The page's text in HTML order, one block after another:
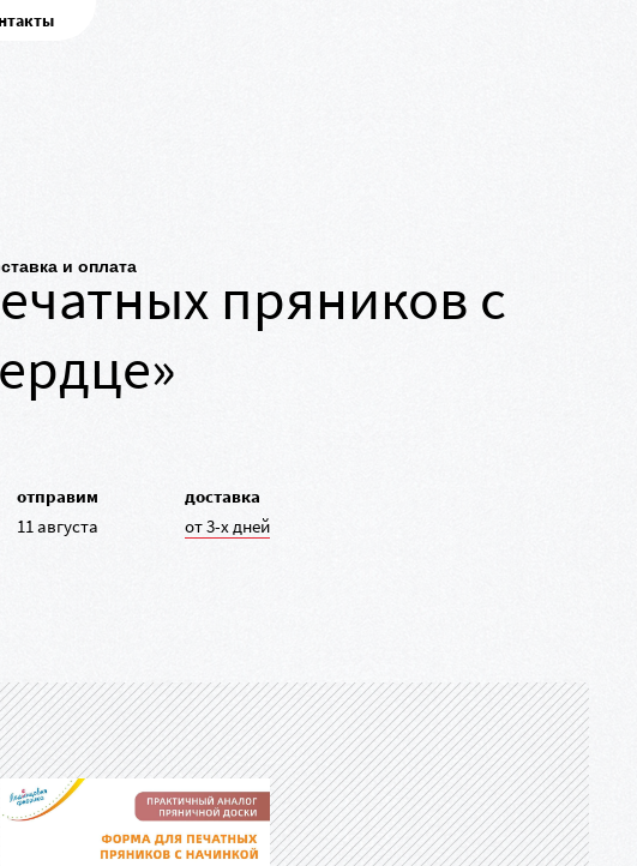
и оплата
пряников с
отправим
11 августа
доставка
от 3-х дней